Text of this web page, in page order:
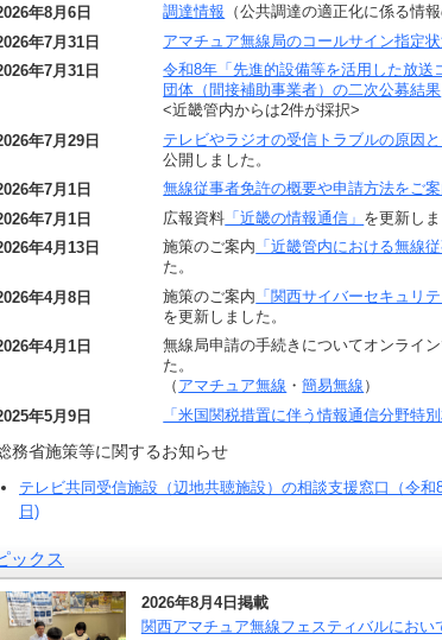
年8月6日 調達情報 （公共調達の適正化に係る情
年7月31日
アマチュア無線局のコールサイン指定状
年7月31日
令和8年「先進的設備等を活用した放
団体（間接補助事業者）の二次公募結果
<近畿管内からは2件が採択>
年7月29日
テレビやラジオの受信トラブルの原因
公開しました。
年7月1日
無線従事者免許の概要や申請方法をご
年7月1日
広報資料 「近畿の情報通信」 を更新しま
年4月13日
施策のご案内 「近畿管内における無線
た。
年4月8日
施策のご案内 「関西サイバーセキュリ
を更新しました。
年4月1日
無線局申請の手続きについてオンライ
た。
（ アマチュア無線 ・簡易無線 ）
年5月9日
「米国関税措置に伴う情報通信分野特別
務省施策等に関するお知らせ
テレビ共同受信施設（辺地共聴施設）の相談支援窓口（令
日)
ックス
2026年8月4日掲載
関西アマチュア無線フェスティバルにおい